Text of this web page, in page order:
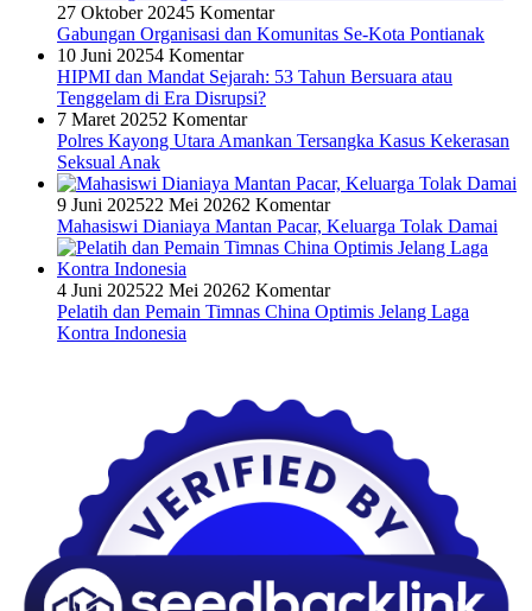
27 Oktober 20245 Komentar
Gabungan Organisasi dan Komunitas Se-Kota Pontianak
10 Juni 20254 Komentar
HIPMI dan Mandat Sejarah: 53 Tahun Bersuara atau
Tenggelam di Era Disrupsi?
7 Maret 20252 Komentar
Polres Kayong Utara Amankan Tersangka Kasus Kekerasan
Seksual Anak
9 Juni 202522 Mei 20262 Komentar
Mahasiswi Dianiaya Mantan Pacar, Keluarga Tolak Damai
4 Juni 202522 Mei 20262 Komentar
Pelatih dan Pemain Timnas China Optimis Jelang Laga
Kontra Indonesia